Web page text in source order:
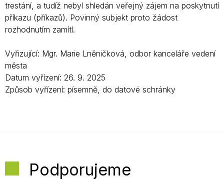
trestání, a tudíž nebyl shledán veřejný zájem na poskytnutí
příkazu (příkazů). Povinný subjekt proto žádost
rozhodnutím zamítl.
Vyřizující: Mgr. Marie Lněničková, odbor kanceláře vedení
města
Datum vyřízení: 26. 9. 2025
Způsob vyřízení: písemně, do datové schránky
Podporujeme